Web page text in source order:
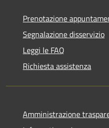
Prenotazione
Segnalazione disservizio
Leggi le FAQ
Richiesta assistenza
Amministrazione